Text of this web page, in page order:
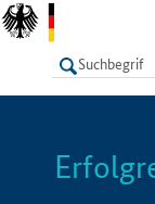
LISTE